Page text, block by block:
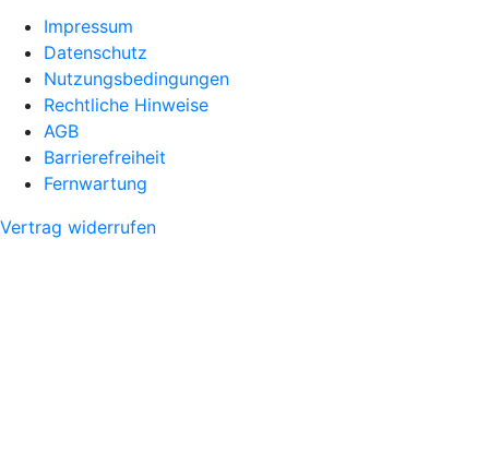
Impressum
Datenschutz
Nutzungsbedingungen
Rechtliche Hinweise
AGB
Barrierefreiheit
Fernwartung
Vertrag widerrufen